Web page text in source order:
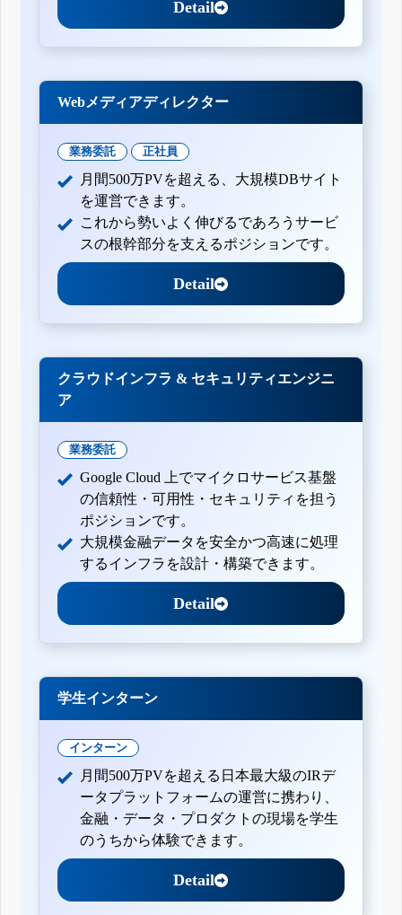
Detail
Webメディアディレクター
業務委託 正社員
月間500万PVを超える、大規模DBサイト
を運営できます。
これから勢いよく伸びるであろうサービ
スの根幹部分を支えるポジションです。
Detail
クラウドインフラ & セキュリティエンジニ
ア
業務委託
Google Cloud 上でマイクロサービス基盤
の信頼性・可用性・セキュリティを担う
ポジションです。
大規模金融データを安全かつ高速に処理
するインフラを設計・構築できます。
Detail
学生インターン
インターン
月間500万PVを超える日本最大級のIRデ
ータプラットフォームの運営に携わり、
金融・データ・プロダクトの現場を学生
のうちから体験できます。
Detail